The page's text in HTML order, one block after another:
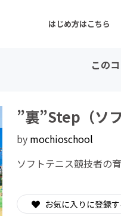
はじめ方はこちら
おすすめのコミュニティ
音楽
ゲーム・サービス
書籍・雑誌出版
この
”裏”Step（ソ
by mochioschool
ソフトテニス競技者の
お気に入りに登録す